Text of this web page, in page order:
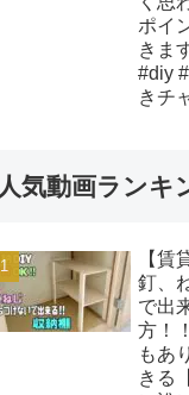
ポイ
きま
#diy
きチ
人気動画ランキ
【賃
釘、
で出
方！
もあ
きる